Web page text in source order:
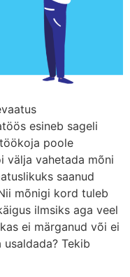
esineb sageli
poole
välja vahetada mõni
saanud
mõnigi kord tuleb
ilmsiks aga veel
ei märganud või ei
Tekib